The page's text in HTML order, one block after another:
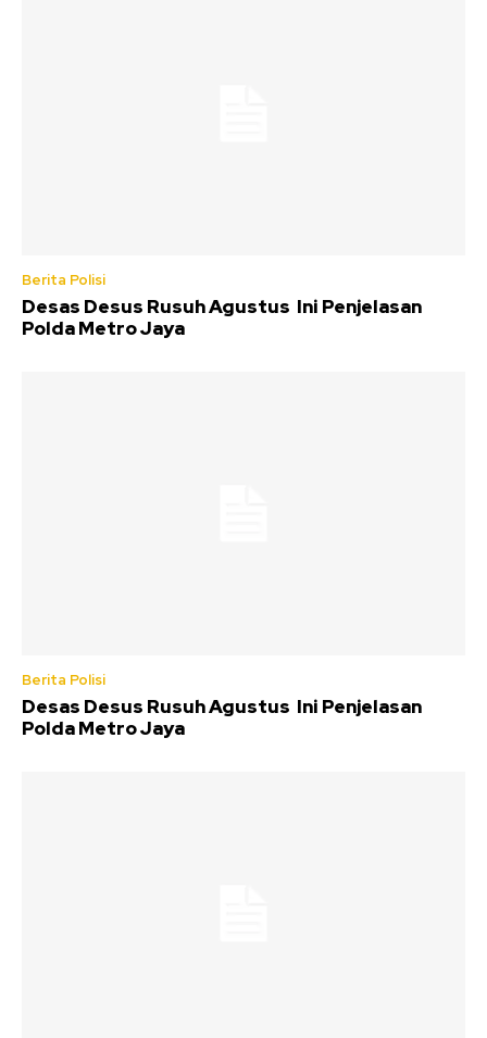
Berita Polisi
Desas Desus Rusuh Agustus Ini Penjelasan
Polda Metro Jaya
Berita Polisi
Desas Desus Rusuh Agustus Ini Penjelasan
Polda Metro Jaya